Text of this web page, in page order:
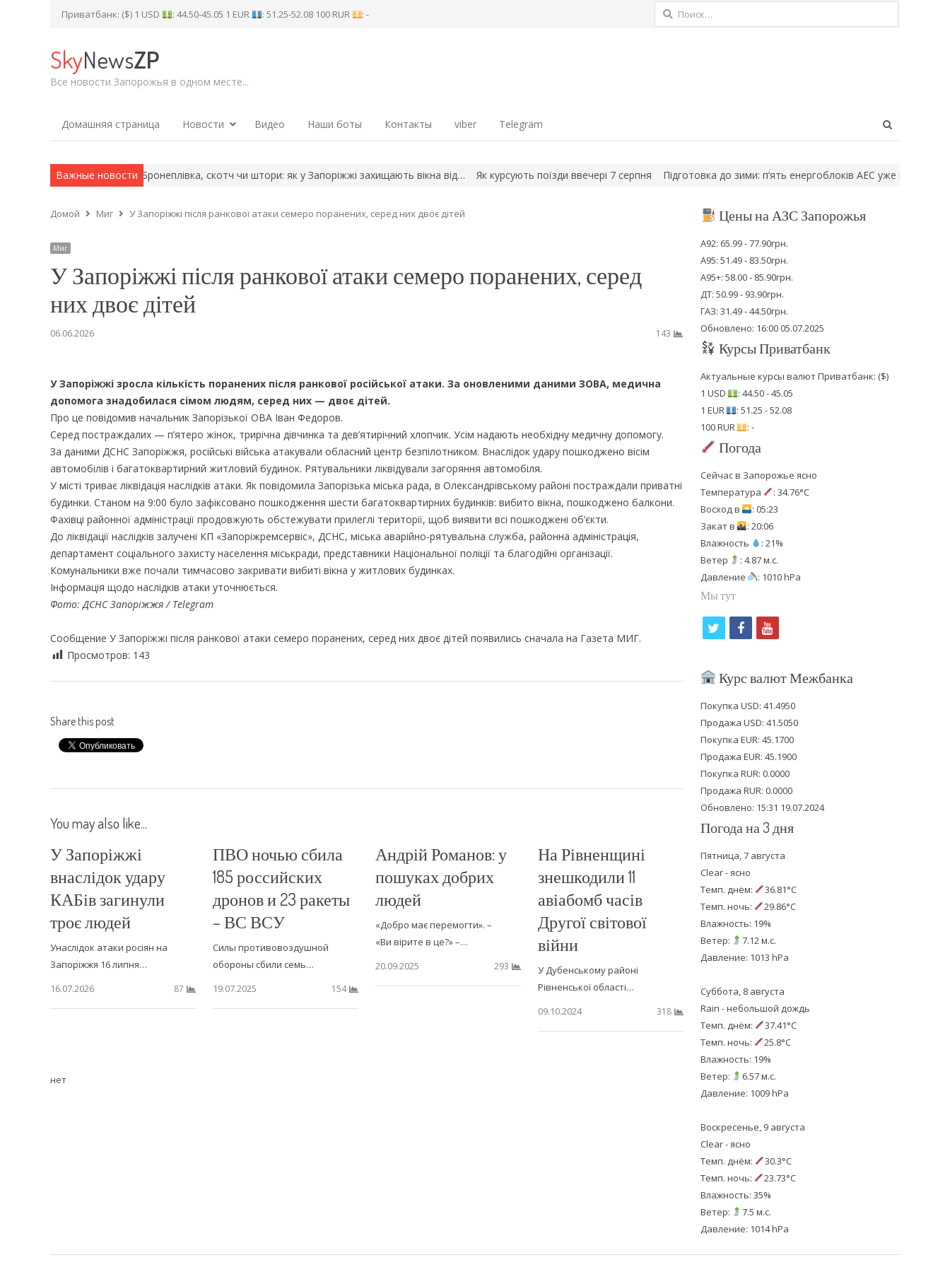
Приватбанк: ($) 1 USD : 44.50-45.05 1 EUR : 51.25-52.08 100 RUR : - Найти:
SkyNewsZP
Все новости Запорожья в одном месте...
Домашняя страница Новости Видео Наши боты Контакты viber Telegram
Важные новости
одразу на 12… Бронеплівка, скотч чи штори: як у Запоріжжі захищають вікна від… Як курсують поїзди ввечері 7 серпня Підготовка до зими: п’ять енергоблоків АЕС уже вийшли з
Домой Миг У Запоріжжі після ранкової атаки семеро поранених, серед них двоє дітей
Миг
У Запоріжжі після ранкової атаки семеро поранених, серед
них двоє дітей
06.06.2026 143
У Запоріжжі зросла кількість поранених після ранкової російської атаки. За оновленими даними ЗОВА, медична
допомога знадобилася сімом людям, серед них — двоє дітей.
Про це повідомив начальник Запорізької ОВА Іван Федоров.
Серед постраждалих — п’ятеро жінок, трирічна дівчинка та дев’ятирічний хлопчик. Усім надають необхідну медичну допомогу.
За даними ДСНС Запоріжжя, російські війська атакували обласний центр безпілотником. Внаслідок удару пошкоджено вісім
автомобілів і багатоквартирний житловий будинок. Рятувальники ліквідували загоряння автомобіля.
У місті триває ліквідація наслідків атаки. Як повідомила Запорізька міська рада, в Олександрівському районі постраждали приватні
будинки. Станом на 9:00 було зафіксовано пошкодження шести багатоквартирних будинків: вибито вікна, пошкоджено балкони.
Фахівці районної адміністрації продовжують обстежувати прилеглі території, щоб виявити всі пошкоджені об’єкти.
До ліквідації наслідків залучені КП «Запоріжремсервіс», ДСНС, міська аварійно-рятувальна служба, районна адміністрація,
департамент соціального захисту населення міськради, представники Національної поліції та благодійні організації.
Комунальники вже почали тимчасово закривати вибиті вікна у житлових будинках.
Інформація щодо наслідків атаки уточнюється.
Фото: ДСНС Запоріжжя / Telegram
Сообщение У Запоріжжі після ранкової атаки семеро поранених, серед них двоє дітей появились сначала на Газета МИГ.
Просмотров: 143
Share this post
You may also like...
У Запоріжжі
внаслідок удару
КАБів загинули
троє людей
Унаслідок атаки росіян на
Запоріжжя 16 липня…
16.07.2026
87
ПВО ночью сбила
185 российских
дронов и 23 ракеты
– ВС ВСУ
Силы противовоздушной
обороны сбили семь…
19.07.2025
154
Андрій Романов: у
пошуках добрих
людей
«Добро має перемогти». –
«Ви вірите в це?» –…
20.09.2025
293
На Рівненщині
знешкодили 11
авіабомб часів
Другої світової
війни
У Дубенському районі
Рівненської області…
09.10.2024
318
нет
Цены на АЗС Запорожья
А92: 65.99 - 77.90грн.
А95: 51.49 - 83.50грн.
А95+: 58.00 - 85.90грн.
ДТ: 50.99 - 93.90грн.
ГАЗ: 31.49 - 44.50грн.
Обновлено: 16:00 05.07.2025
Курсы Приватбанк
Актуальные курсы валют Приватбанк: ($)
1 USD
: 44.50 - 45.05
1 EUR
: 51.25 - 52.08
100 RUR
: -
Погода
Сейчас в Запорожье ясно
Температура
: 34.76°C
Восход в
: 05:23
Закат в
: 20:06
Влажность
: 21%
Ветер
: 4.87 м.с.
Давление
: 1010 hPa
Мы тут
i
t
e
r
f
c
b
o
o
k
y
u
u
b
e
Курс валют Межбанка
Покупка USD: 41.4950
Продажа USD: 41.5050
Покупка EUR: 45.1700
Продажа EUR: 45.1900
Покупка RUR: 0.0000
Продажа RUR: 0.0000
Обновлено: 15:31 19.07.2024
Погода на 3 дня
Пятница, 7 августа
Clear - ясно
Темп. днём:
36.81°C
Темп. ночь:
29.86°C
Влажность: 19%
Ветер:
7.12 м.с.
Давление: 1013 hPa
Суббота, 8 августа
Rain - небольшой дождь
Темп. днём:
37.41°C
Темп. ночь:
25.8°C
Влажность: 19%
Ветер:
6.57 м.с.
Давление: 1009 hPa
Воскресенье, 9 августа
Clear - ясно
Темп. днём:
30.3°C
Темп. ночь:
23.73°C
Влажность: 35%
Ветер:
7.5 м.с.
Давление: 1014 hPa